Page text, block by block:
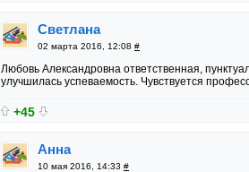
Светлана
02 марта 2016, 12:08 #
Любовь Александровна ответственная,
улучшилась успеваемость. Чувствуется
+45
Анна
10 мая 2016, 14:33 #